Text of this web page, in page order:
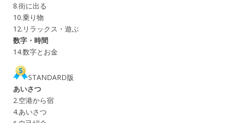
8.街に出る
10.乗り物
12.リラックス・遊ぶ
数字・時間
14.数字とお金
STANDARD版
あいさつ
2.空港から宿
4.あいさつ